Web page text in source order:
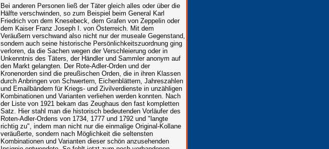
Bei anderen Personen ließ der Täter gleich alles oder über die
Hälfte verschwinden, so zum Beispiel beim General Karl
Friedrich von dem Knesebeck, dem Grafen von Zeppelin oder
dem Kaiser Franz Joseph I. von Österreich. Mit dem
Veräußern verschwand also nicht nur der museale Gegenstand,
sondern auch seine historische Persönlichkeitszuordnung ging
verloren, da die Sachen wegen der Verschleierung oder in
Unkenntnis des Täters, der Händler und Sammler anonym auf
den Markt gelangten. Der Rote-Adler-Orden und der
Kronenorden sind die preußischen Orden, die in ihren Klassen
durch Anbringen von Schwertern, Eichenblättern, Jahreszahlen
und Emailbändern für Kriegs- und Zivilverdienste in unzähligen
Kombinationen und Varianten verliehen werden konnten. Nach
der Liste von 1921 bekam das Zeughaus den fast kompletten
Satz. Hier stahl man die historisch bedeutenden Vorläufer des
Roten-Adler-Ordens von 1734, 1777 und 1792 und "langte
richtig zu", indem man nicht nur die einmalige Original-Kollane
veräußerte, sondern nach Möglichkeit die seltensten
Kombinationen und Varianten dieser schön anzusehenden